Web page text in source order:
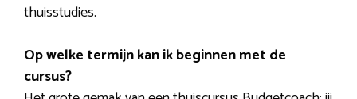
thuisstudies.
Op welke termijn kan ik beginnen met de
cursus?